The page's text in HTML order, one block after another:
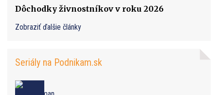
Dôchodky živnostníkov v roku 2026
Zobraziť ďalšie články
Seriály na Podnikam.sk